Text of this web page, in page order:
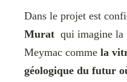
Dans le projet est
Murat qui imagine la
Meymac comme la
géologique du futur